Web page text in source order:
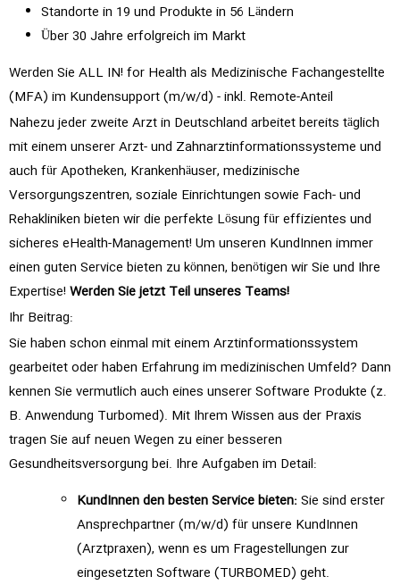
Standorte in 19 und Produkte in 56 Ländern
Über 30 Jahre erfolgreich im Markt
Werden Sie ALL IN! for Health als Medizinische Fachangestellte
(MFA) im Kundensupport (m/w/d) - inkl. Remote-Anteil
Nahezu jeder zweite Arzt in Deutschland arbeitet bereits täglich
mit einem unserer Arzt- und Zahnarztinformationssysteme und
auch für Apotheken, Krankenhäuser, medizinische
Versorgungszentren, soziale Einrichtungen sowie Fach- und
Rehakliniken bieten wir die perfekte Lösung für effizientes und
sicheres eHealth-Management! Um unseren KundInnen immer
einen guten Service bieten zu können, benötigen wir Sie und Ihre
Expertise!Werden Sie jetzt Teil unseres Teams!
Ihr Beitrag:
Sie haben schon einmal mit einem Arztinformationssystem
gearbeitet oder haben Erfahrung im medizinischen Umfeld? Dann
kennen Sie vermutlich auch eines unserer Software Produkte (z.
B. Anwendung Turbomed). Mit Ihrem Wissen aus der Praxis
tragen Sie auf neuen Wegen zu einer besseren
Gesundheitsversorgung bei. Ihre Aufgaben im Detail:
KundInnen den besten Service bieten:Sie sind erster
Ansprechpartner (m/w/d) für unsere KundInnen
(Arztpraxen), wenn es um Fragestellungen zur
eingesetzten Software (TURBOMED) geht.